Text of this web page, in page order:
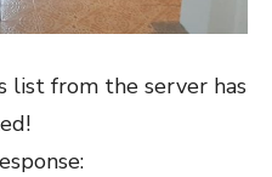
list from the server has